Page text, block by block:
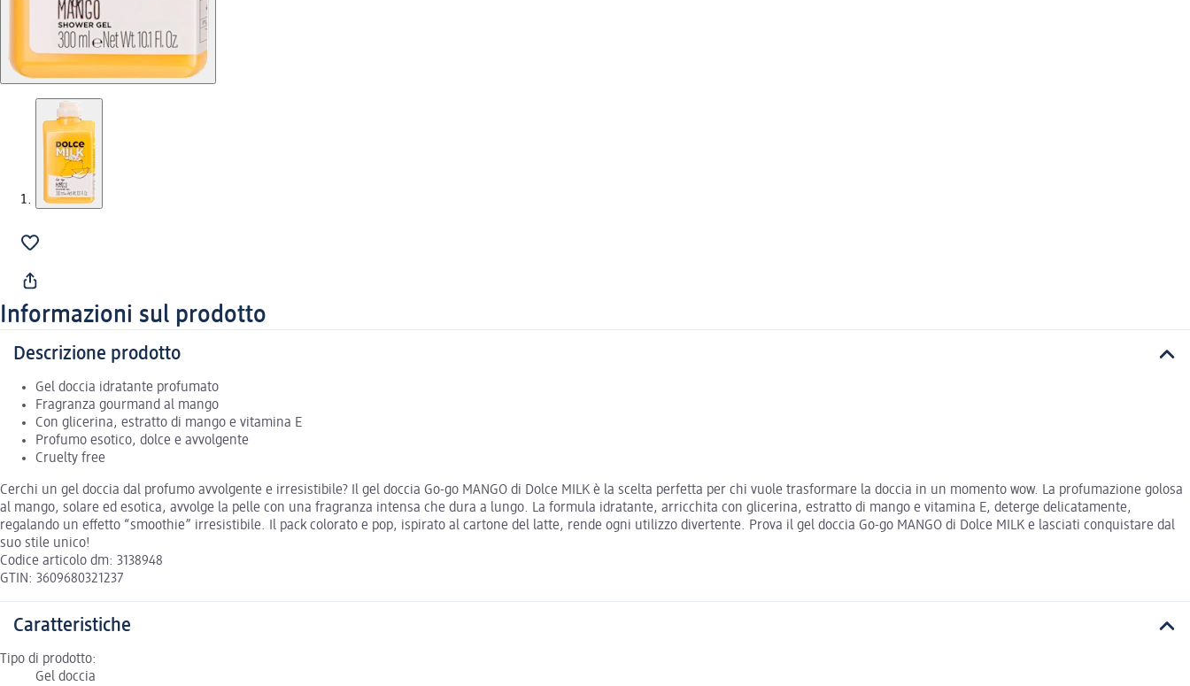
Informazioni sul prodotto
Descrizione prodotto
Gel doccia idratante profumato
Fragranza gourmand al mango
Con glicerina, estratto di mango e vitamina E
Profumo esotico, dolce e avvolgente
Cruelty free
Cerchi un gel doccia dal profumo avvolgente e irresistibile? Il gel doccia Go-go MANGO di Dolce MILK è la scelta perfetta per chi vuole trasformare la doccia in un momento wow. La profumazione golosa
al mango, solare ed esotica, avvolge la pelle con una fragranza intensa che dura a lungo. La formula idratante, arricchita con glicerina, estratto di mango e vitamina E, deterge delicatamente,
regalando un effetto “smoothie” irresistibile. Il pack colorato e pop, ispirato al cartone del latte, rende ogni utilizzo divertente. Prova il gel doccia Go-go MANGO di Dolce MILK e lasciati conquistare dal
suo stile unico!
Codice articolo dm: 3138948
GTIN: 3609680321237
Caratteristiche
Tipo di prodotto:
Gel doccia